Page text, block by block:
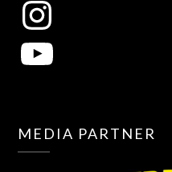
MEDIA PARTNER